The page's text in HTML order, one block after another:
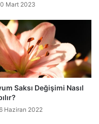
Mart 2023
Saksı Değişimi Nasıl
Haziran 2022